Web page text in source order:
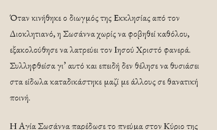
Όταν κινήθηκε ο διωγμός της Εκκλησίας από τον
Διοκλητιανό, η Σωσάννα χωρίς να φοβηθεί καθόλου,
εξακολούθησε να λατρεύει τον Ιησού Χριστό φανερά.
Συλληφθείσα γι’ αυτό και επειδή δεν θέλησε να θυσιάσει
στα είδωλα καταδικάστηκε μαζί με άλλους σε θανατική
ποινή.
Η Αγία Σωσάννα παρέδωσε το πνεύμα στον Κύριο της